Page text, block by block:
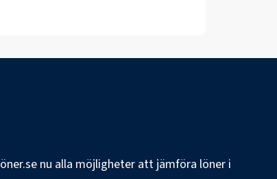
nu alla möjligheter att jämföra löner i